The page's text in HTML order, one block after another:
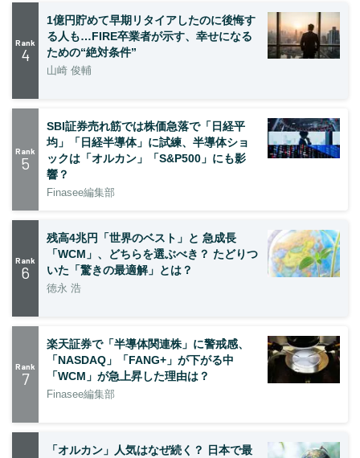
Rank
4
1億円貯めて早期リタイアしたのに後悔す
る人も…FIRE卒業者が示す、幸せになる
ための“絶対条件”
山崎 俊輔
Rank
5
SBI証券売れ筋では株価急落で「日経平
均」「日経半導体」に試練、半導体ショ
ックは「オルカン」「S&P500」にも影
響？
Finasee編集部
Rank
6
残高4兆円「世界のベスト」と 急成長
「WCM」、どちらを選ぶべき？ たどりつ
いた「驚きの最適解」とは？
徳永 浩
Rank
7
楽天証券で「半導体関連株」に警戒感、
「NASDAQ」「FANG+」が下がる中
「WCM」が急上昇した理由は？
Finasee編集部
「オルカン」人気はなぜ続く？ 日本で最